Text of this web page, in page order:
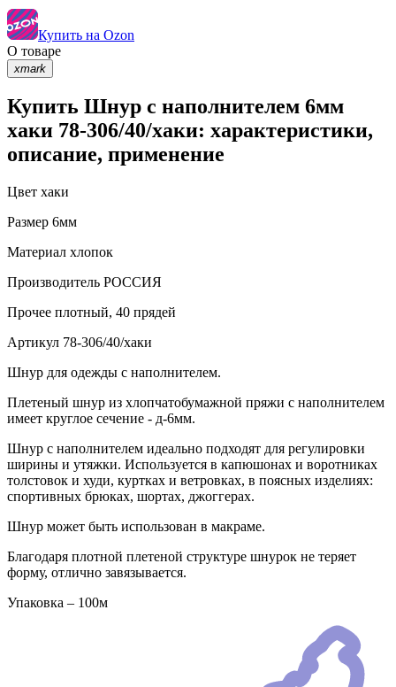
Купить на Ozon
О товаре
xmark
Купить Шнур с наполнителем 6мм
хаки 78-306/40/хаки: характеристики,
описание, применение
Цвет хаки
Размер 6мм
Материал хлопок
Производитель РОССИЯ
Прочее плотный, 40 прядей
Артикул 78-306/40/хаки
Шнур для одежды с наполнителем.
Плетеный шнур из хлопчатобумажной пряжи с наполнителем
имеет круглое сечение - д-6мм.
Шнур с наполнителем идеально подходят для регулировки
ширины и утяжки. Используется в капюшонах и воротниках
толстовок и худи, куртках и ветровках, в поясных изделиях:
спортивных брюках, шортах, джоггерах.
Шнур может быть использован в макраме.
Благодаря плотной плетеной структуре шнурок не теряет
форму, отлично завязывается.
Упаковка – 100м